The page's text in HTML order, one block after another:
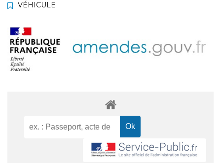
VÉHICULE